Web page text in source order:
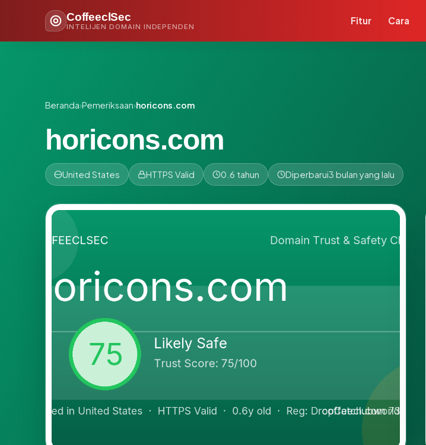
CoffeeclSec
INTELIJEN DOMAIN INDEPENDEN
Fitur Cara
Beranda›Pemeriksaan›horicons.com
horicons.com
United States HTTPS Valid 0.6 tahun Diperbarui3 bulan yang lalu